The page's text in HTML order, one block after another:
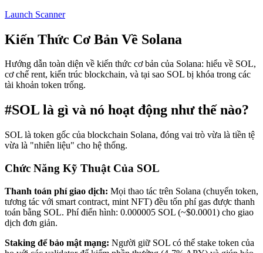
Launch Scanner
Kiến Thức Cơ Bản Về Solana
Hướng dẫn toàn diện về kiến thức cơ bản của Solana: hiểu về SOL,
cơ chế rent, kiến trúc blockchain, và tại sao SOL bị khóa trong các
tài khoản token trống.
#SOL là gì và nó hoạt động như thế nào?
SOL là token gốc của blockchain Solana, đóng vai trò vừa là tiền tệ
vừa là "nhiên liệu" cho hệ thống.
Chức Năng Kỹ Thuật Của SOL
Thanh toán phí giao dịch: Mọi thao tác trên Solana (chuyển token,
tương tác với smart contract, mint NFT) đều tốn phí gas được thanh
toán bằng SOL. Phí điển hình: 0.000005 SOL (~$0.0001) cho giao
dịch đơn giản.
Staking để bảo mật mạng: Người giữ SOL có thể stake token của